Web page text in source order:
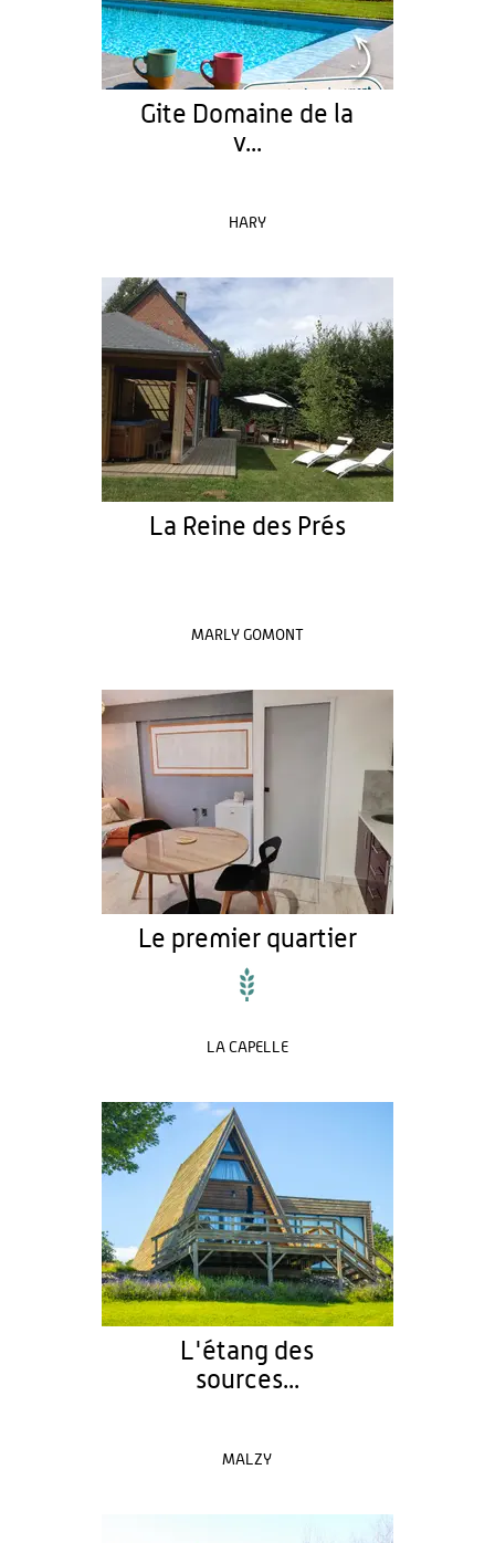
Gite Domaine de la
v...
HARY
La Reine des Prés
MARLY GOMONT
Le premier quartier
LA CAPELLE
L'étang des
sources...
MALZY